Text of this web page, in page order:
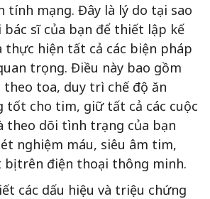
tính mạng. Đây là lý do tại sao
bác sĩ của bạn để thiết lập kế
thực hiện tất cả các biện pháp
trọng. Điều này bao gồm
toa, duy trì chế độ ăn
tốt cho tim, giữ tất cả các cuộc
theo dõi tình trạng của bạn
nghiệm máu, siêu âm tim,
bị trên điện thoại thông minh.
các dấu hiệu và triệu chứng